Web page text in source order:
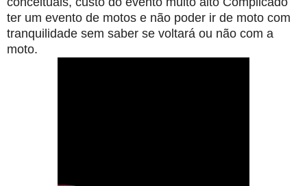
ter um evento de motos e não poder ir de moto com
tranquilidade sem saber se voltará ou não com a
moto.